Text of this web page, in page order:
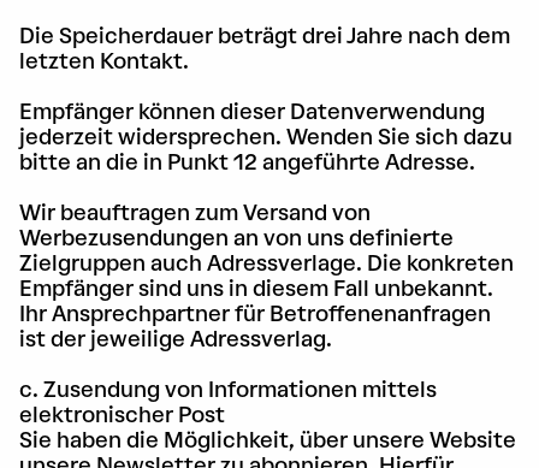
Die Speicherdauer beträgt drei Jahre nach dem
letzten Kontakt.
Empfänger können dieser Datenverwendung
jederzeit widersprechen. Wenden Sie sich dazu
bitte an die in Punkt 12 angeführte Adresse.
Wir beauftragen zum Versand von
Werbezusendungen an von uns definierte
Zielgruppen auch Adressverlage. Die konkreten
Empfänger sind uns in diesem Fall unbekannt.
Ihr Ansprechpartner für Betroffenenanfragen
ist der jeweilige Adressverlag.
c. Zusendung von Informationen mittels
elektronischer Post
Sie haben die Möglichkeit, über unsere Website